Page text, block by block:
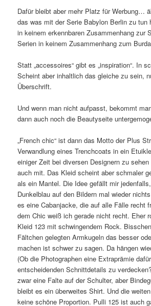
Dafür bleibt aber mehr Platz für Werbung…
das was mit der Serie Babylon Berlin zu tun
in keinem erkennbaren Zusammenhang zur
Serien in keinem Zusammenhang zum
Statt „accessoires“ gibt es „inspiration“. In
Scheint aber inhaltlich das gleiche zu sein,
Überschrift.
Und wenn man nicht aufpasst, bekommt
dann auch noch die Beautyseite
„French chic“ ist dann das Motto der Plus
Verwandlung eines Trenchcoats in ein
einiger Zeit bei diversen Designern zu
auch mit. Das Kleid scheint aber schmaler
als ein Mantel. Die Idee gefällt mir
Dunkelblau auf den Bildern mal wieder
es eine Cabanjacke, die auf alle Fälle recht
dem Chic weiß ich gerade nicht recht. Eher
Kleid 123 mit schwingendem Rock.
Fältchen gelegten Armkugeln das besser
machen ist schwer zu sagen. Da hängen
(Ob die Photographen eine Extraprämie
entscheidenden Schnittdetails zu
zwar eine Falte auf der Schulter, aber
bleibt es ein überweites Shirt. Und die
keine schöne Proportion. Pulli 125 ist auch